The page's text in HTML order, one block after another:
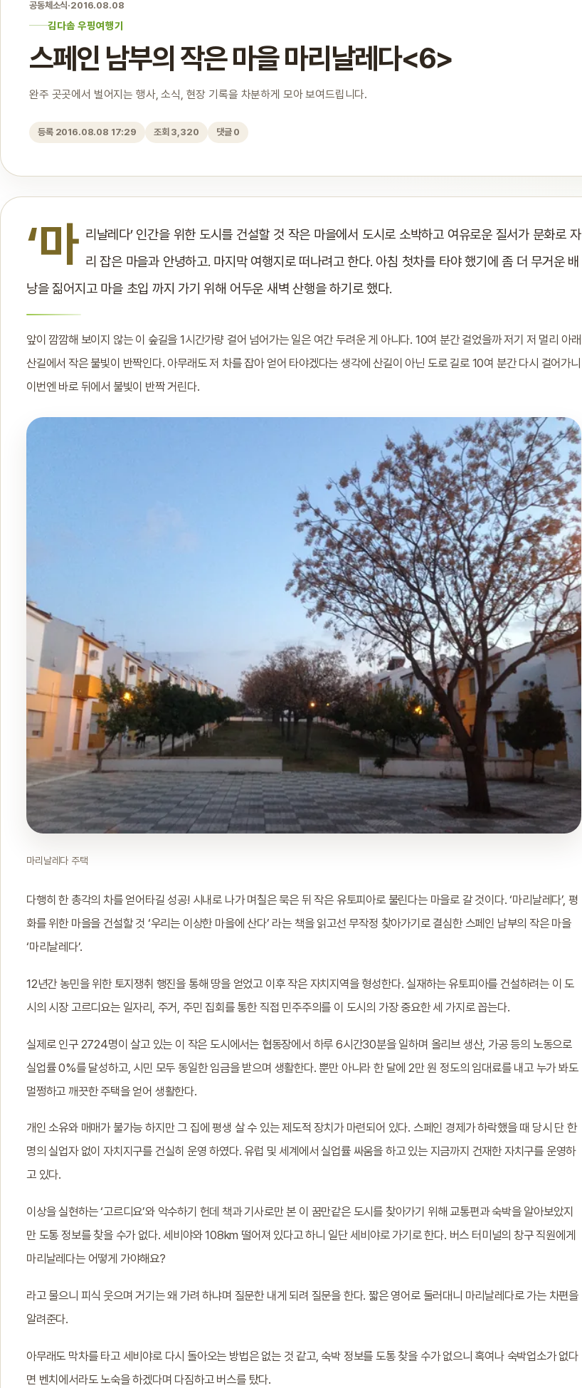
공동체소식·2016.08.08
김다솜 우핑여행기
스페인 남부의 작은 마을 마리날레다<6>
완주 곳곳에서 벌어지는 행사, 소식, 현장 기록을 차분하게 모아 보여드립니다.
등록 2016.08.08 17:29 조회 3,320 댓글 0
‘마 리날레다’ 인간을 위한 도시를 건설할 것 작은 마을에서 도시로 소박하고 여유로운 질서가 문화로 자
리 잡은 마을과 안녕하고. 마지막 여행지로 떠나려고 한다. 아침 첫차를 타야 했기에 좀 더 무거운 배
낭을 짊어지고 마을 초입 까지 가기 위해 어두운 새벽 산행을 하기로 했다.
앞이 깜깜해 보이지 않는 이 숲길을 1시간가량 걸어 넘어가는 일은 여간 두려운 게 아니다. 10여 분간 걸었을까 저기 저 멀리 아래
산길에서 작은 불빛이 반짝인다. 아무래도 저 차를 잡아 얻어 타야겠다는 생각에 산길이 아닌 도로 길로 10여 분간 다시 걸어가니
이번엔 바로 뒤에서 불빛이 반짝 거린다.
마리날레다 주택
다행히 한 총각의 차를 얻어타길 성공! 시내로 나가 며칠은 묵은 뒤 작은 유토피아로 불린다는 마을로 갈 것이다. ‘마리날레다’, 평
화를 위한 마을을 건설할 것 ‘우리는 이상한 마을에 산다’ 라는 책을 읽고선 무작정 찾아가기로 결심한 스페인 남부의 작은 마을
‘마리날레다’.
12년간 농민을 위한 토지쟁취 행진을 통해 땅을 얻었고 이후 작은 자치지역을 형성한다. 실재하는 유토피아를 건설하려는 이 도
시의 시장 고르디요는 일자리, 주거, 주민 집회를 통한 직접 민주주의를 이 도시의 가장 중요한 세 가지로 꼽는다.
실제로 인구 2724명이 살고 있는 이 작은 도시에서는 협동장에서 하루 6시간30분을 일하며 올리브 생산, 가공 등의 노동으로
실업률 0%를 달성하고, 시민 모두 동일한 임금을 받으며 생활한다. 뿐만 아니라 한 달에 2만 원 정도의 임대료를 내고 누가 봐도
멀쩡하고 깨끗한 주택을 얻어 생활한다.
개인 소유와 매매가 불가능 하지만 그 집에 평생 살 수 있는 제도적 장치가 마련되어 있다. 스페인 경제가 하락했을 때 당시 단 한
명의 실업자 없이 자치지구를 건실히 운영 하였다. 유럽 및 세계에서 실업률 싸움을 하고 있는 지금까지 건재한 자치구를 운영하
고 있다.
이상을 실현하는 ‘고르디요’와 악수하기 헌데 책과 기사로만 본 이 꿈만같은 도시를 찾아가기 위해 교통편과 숙박을 알아보았지
만 도통 정보를 찾을 수가 없다. 세비야와 108km 떨어져 있다고 하니 일단 세비야로 가기로 한다. 버스 터미널의 창구 직원에게
마리날레다는 어떻게 가야해요?
라고 물으니 피식 웃으며 거기는 왜 가려 하냐며 질문한 내게 되려 질문을 한다. 짧은 영어로 둘러대니 마리날레다로 가는 차편을
알려준다.
아무래도 막차를 타고 세비야로 다시 돌아오는 방법은 없는 것 같고, 숙박 정보를 도통 찾을 수가 없으니 혹여나 숙박업소가 없다
면 벤치에서라도 노숙을 하겠다며 다짐하고 버스를 탔다.